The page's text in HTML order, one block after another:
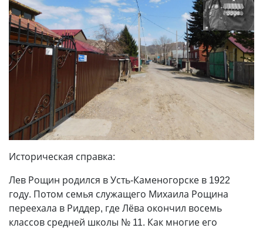
Историческая справка:
Лев Рощин родился в Усть-Каменогорске в 1922
году. Потом семья служащего Михаила Рощина
переехала в Риддер, где Лёва окончил восемь
классов средней школы № 11. Как многие его